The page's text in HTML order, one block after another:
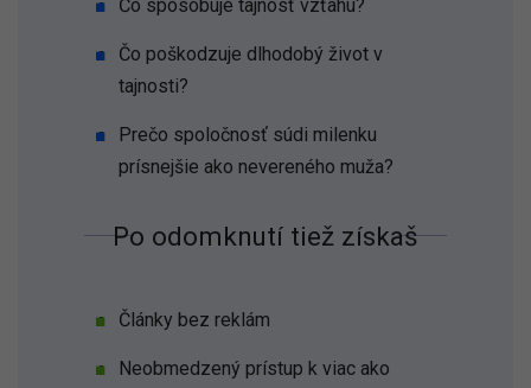
Čo spôsobuje tajnosť vzťahu?
Čo poškodzuje dlhodobý život v
tajnosti?
Prečo spoločnosť súdi milenku
prísnejšie ako nevereného muža?
Po odomknutí tiež získaš
Články bez reklám
Neobmedzený prístup k viac ako